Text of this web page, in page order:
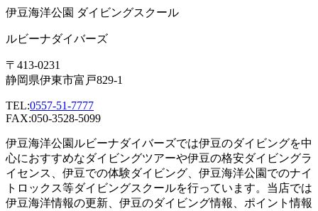
伊豆海洋公園 ダイビングスクール
ルビーナダイバーズ
〒413-0231
静岡県伊東市富戸829-1
TEL:0557-51-7777
FAX:050-3528-5099
伊豆海洋公園ルビーナダイバーズでは伊豆のダイビングを中
心におすすめなダイビングツアーや伊豆の格安ダイビングラ
イセンス、伊豆での体験ダイビング、伊豆海洋公園でのナイ
トロックス等ダイビングスクールを行っています。当店では
伊豆海洋情報の更新、伊豆のダイビング情報、ポイント情報